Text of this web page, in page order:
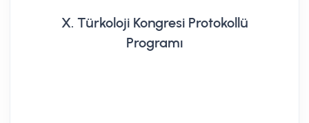
X. Türkoloji Kongresi Protokollü
Programı